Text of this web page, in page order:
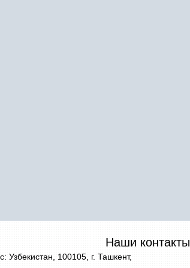
Наши контакты
Узбекистан, 100105, г. Ташкент,